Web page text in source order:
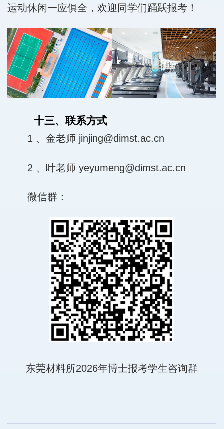
运动休闲一应俱全，欢迎同学们踊跃报考！
十三、联系方式
1 、金老师 jinjing@dimst.ac.cn
2 、叶老师 yeyumeng@dimst.ac.cn
微信群：
东莞材料所2026年博士报考学生咨询群